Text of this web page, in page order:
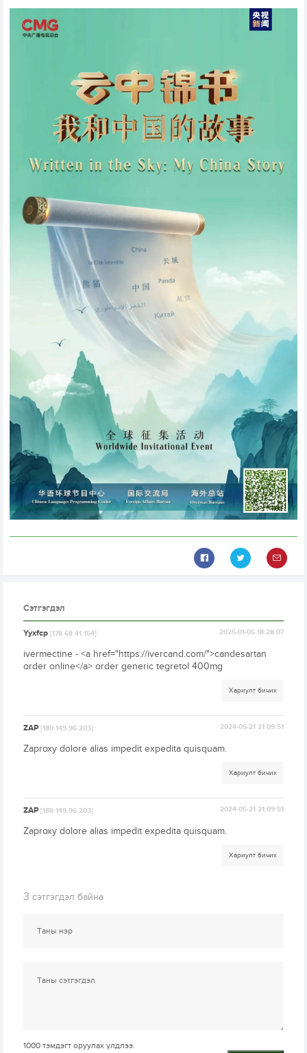
Сэтгэгдэл
Yyxfcp[178.68.41.154] 2025-01-05 18:28:07
ivermectine - <a href="https://ivercand.com/">candesartan
order online</a> order generic tegretol 400mg
Хариулт бичих
ZAP[180.149.96.203] 2024-05-21 21:09:51
Zaproxy dolore alias impedit expedita quisquam.
Хариулт бичих
ZAP[180.149.96.203] 2024-05-21 21:09:51
Zaproxy dolore alias impedit expedita quisquam.
Хариулт бичих
3 сэтгэгдэл байна
1000 тэмдэгт оруулах үлдлээ.